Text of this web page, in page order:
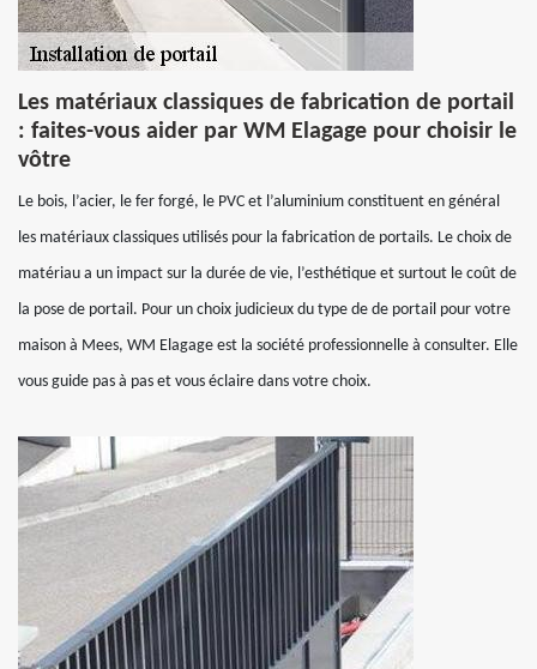
Les matériaux classiques de fabrication de portail
: faites-vous aider par WM Elagage pour choisir le
vôtre
Le bois, l’acier, le fer forgé, le PVC et l’aluminium constituent en général
les matériaux classiques utilisés pour la fabrication de portails. Le choix de
matériau a un impact sur la durée de vie, l’esthétique et surtout le coût de
la pose de portail. Pour un choix judicieux du type de de portail pour votre
maison à Mees, WM Elagage est la société professionnelle à consulter. Elle
vous guide pas à pas et vous éclaire dans votre choix.